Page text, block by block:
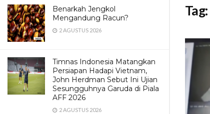
Benarkah Jengkol
Mengandung Racun?
2 AGUSTUS 2026
Timnas Indonesia Matangkan
Persiapan Hadapi Vietnam,
John Herdman Sebut Ini Ujian
Sesungguhnya Garuda di Piala
AFF 2026
2 AGUSTUS 2026
Tag: